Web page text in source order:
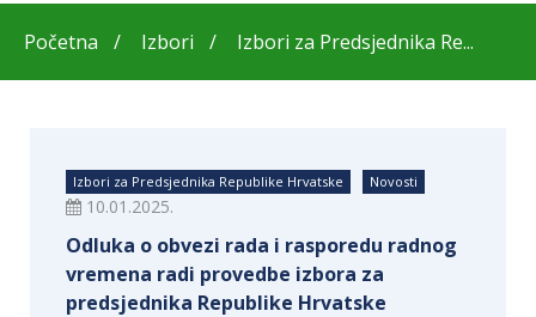
Početna Izbori Izbori za Predsjednika Re...
Izbori za Predsjednika Republike Hrvatske Novosti
10.01.2025.
Odluka o obvezi rada i rasporedu radnog
vremena radi provedbe izbora za
predsjednika Republike Hrvatske